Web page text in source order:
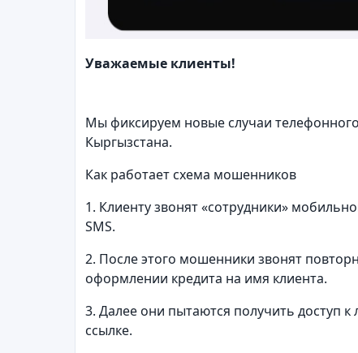
Уважаемые клиенты!
Мы фиксируем новые случаи
Кыргызстана.
Как работает схема мошенников
1. Клиенту звонят «сотрудники»
SMS.
2. После этого мошенники звонят
оформлении кредита на имя клиента.
3. Далее они пытаются получить доступ
ссылке.